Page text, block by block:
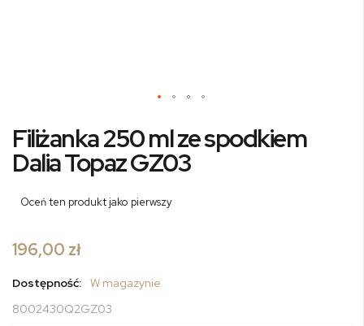
na
początek
galerii
Filiżanka 250 ml ze spodkiem
Dalia Topaz GZ03
Oceń ten produkt jako pierwszy
196,00 zł
Dostępność:
W magazynie
8002430Q2GZ03